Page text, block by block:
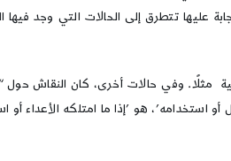
عليها تتطرق إلى الحالات التي وجد فيها
مثلًا. وفي حالات أخرى، كان النقاش